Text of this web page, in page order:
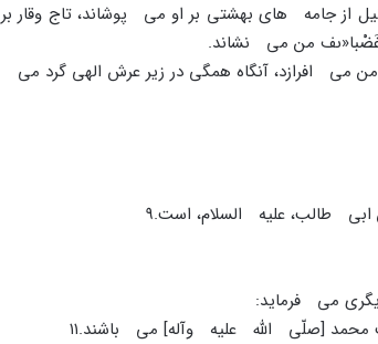
از جامه هاى بهشتى بر او مى پوشاند، تاج وقار بر
من مى نشاند.
مى افرازد، آنگاه همگى در زیر عرش الهى گرد مى
طالب، علیه السلام، است.۹
مى فرماید:
[صلّى اللَّه علیه وآله] مى باشند.۱۱